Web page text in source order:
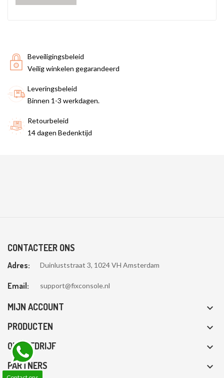
Beveiligingsbeleid
Veilig winkelen gegarandeerd
Leveringsbeleid
Binnen 1-3 werkdagen.
Retourbeleid
14 dagen Bedenktijd
CONTACTEER ONS
Adres: Duinluststraat 3, 1024 VH Amsterdam
Email: support@fixconsole.nl
MIJN ACCOUNT 
PRODUCTEN 
ONS BEDRIJF 
PARTNERS 